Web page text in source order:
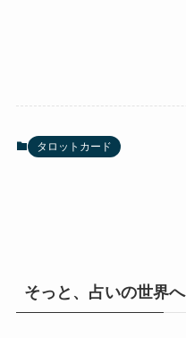
タロットカード
そっと、占いの世界へ